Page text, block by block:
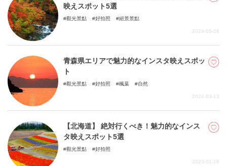
映えスポット5選
觀光景點 好拍照 絕景景點
2024-05-28
青森県エリアで魅力的なインスタ映えスポッ
ト
觀光景點 好拍照 楓葉 自然
2024-03-13
【北海道】 絶対行くべき！魅力的なインス
タ映えスポット5選
觀光景點 好拍照
2023-01-18